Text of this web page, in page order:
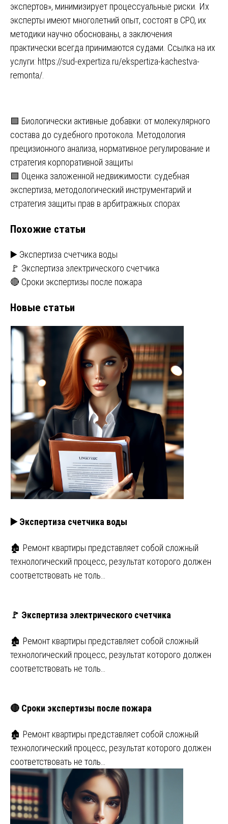
экспертов», минимизирует процессуальные риски. Их
эксперты имеют многолетний опыт, состоят в СРО, их
методики научно обоснованы, а заключения
практически всегда принимаются судами. Ссылка на их
услуги: https://sud-expertiza.ru/ekspertiza-kachestva-
remonta/
Навигация
по
записям
🟩 Биологически активные добавки: от молекулярного
состава до судебного протокола. Методология
прецизионного анализа, нормативное регулирование и
стратегия корпоративной защиты
🟩 Оценка заложенной недвижимости: судебная
экспертиза, методологический инструментарий и
стратегия защиты прав в арбитражных спорах
Похожие статьи
▶️ Экспертиза счетчика воды
🚩 Экспертиза электрического счетчика
🔴 Сроки экспертизы после пожара
Новые статьи
▶️ Экспертиза счетчика воды
🏚️ Ремонт квартиры представляет собой сложный
технологический процесс, результат которого должен
соответствовать не толь…
🚩 Экспертиза электрического счетчика
🏚️ Ремонт квартиры представляет собой сложный
технологический процесс, результат которого должен
соответствовать не толь…
🔴 Сроки экспертизы после пожара
🏚️ Ремонт квартиры представляет собой сложный
технологический процесс, результат которого должен
соответствовать не толь…